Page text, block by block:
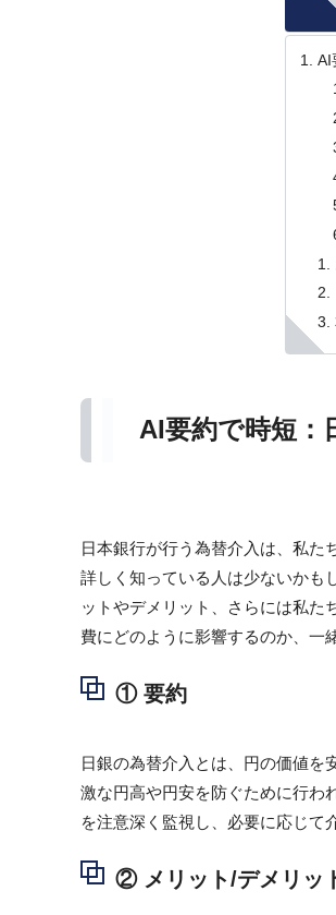
AI
AI要約で時短：
日本銀行が行う為替介入は、私た
詳しく知っている人は少ないかも
ットやデメリット、さらには私た
費にどのように影響するのか、一
① 要約
日銀の為替介入とは、円の価値を
激な円高や円安を防ぐために行わ
を注意深く監視し、必要に応じて
② メリット/デメリッ